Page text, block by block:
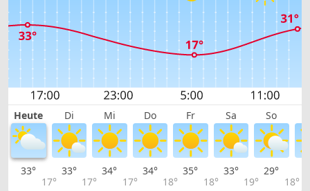
Heute Di Mi Do Fr Sa So
33°
17°
33°
17°
34°
17°
34°
18°
35°
18°
33°
19°
29°
18°